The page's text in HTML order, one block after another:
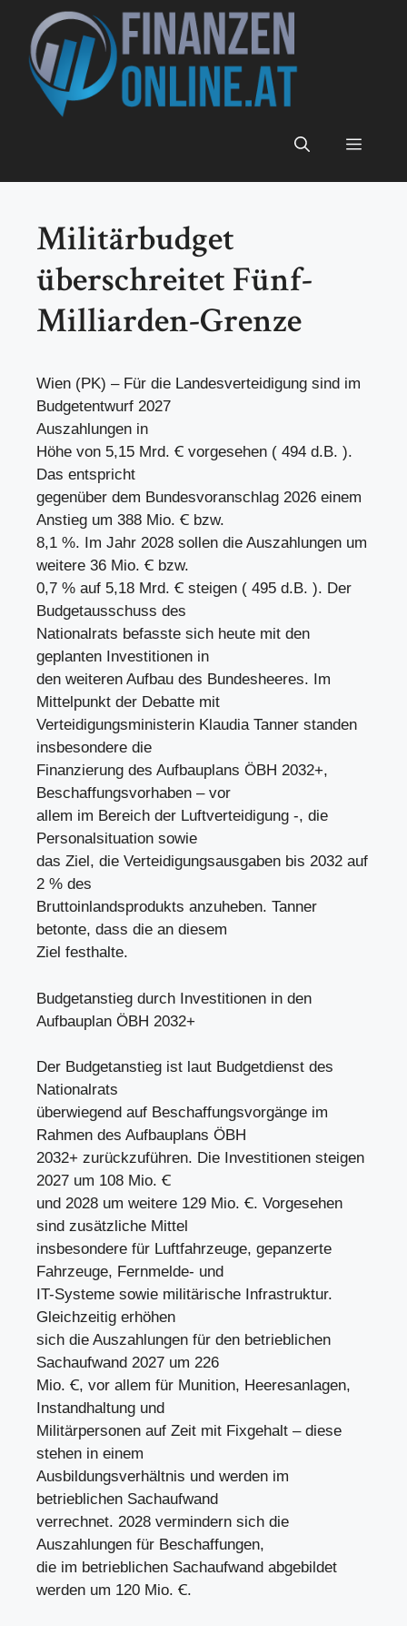
Inhalt
springen
Menü
Militärbudget
überschreitet Fünf-
Milliarden-Grenze
Wien (PK) – Für die Landesverteidigung sind im
Budgetentwurf 2027
Auszahlungen in
Höhe von 5,15 Mrd. Ꞓ vorgesehen ( 494 d.B. ).
Das entspricht
gegenüber dem Bundesvoranschlag 2026 einem
Anstieg um 388 Mio. Ꞓ bzw.
8,1 %. Im Jahr 2028 sollen die Auszahlungen um
weitere 36 Mio. Ꞓ bzw.
0,7 % auf 5,18 Mrd. Ꞓ steigen ( 495 d.B. ). Der
Budgetausschuss des
Nationalrats befasste sich heute mit den
geplanten Investitionen in
den weiteren Aufbau des Bundesheeres. Im
Mittelpunkt der Debatte mit
Verteidigungsministerin Klaudia Tanner standen
insbesondere die
Finanzierung des Aufbauplans ÖBH 2032+,
Beschaffungsvorhaben – vor
allem im Bereich der Luftverteidigung -, die
Personalsituation sowie
das Ziel, die Verteidigungsausgaben bis 2032 auf
2 % des
Bruttoinlandsprodukts anzuheben. Tanner
betonte, dass die an diesem
Ziel festhalte.
Budgetanstieg durch Investitionen in den
Aufbauplan ÖBH 2032+
Der Budgetanstieg ist laut Budgetdienst des
Nationalrats
überwiegend auf Beschaffungsvorgänge im
Rahmen des Aufbauplans ÖBH
2032+ zurückzuführen. Die Investitionen steigen
2027 um 108 Mio. Ꞓ
und 2028 um weitere 129 Mio. Ꞓ. Vorgesehen
sind zusätzliche Mittel
insbesondere für Luftfahrzeuge, gepanzerte
Fahrzeuge, Fernmelde- und
IT-Systeme sowie militärische Infrastruktur.
Gleichzeitig erhöhen
sich die Auszahlungen für den betrieblichen
Sachaufwand 2027 um 226
Mio. Ꞓ, vor allem für Munition, Heeresanlagen,
Instandhaltung und
Militärpersonen auf Zeit mit Fixgehalt – diese
stehen in einem
Ausbildungsverhältnis und werden im
betrieblichen Sachaufwand
verrechnet. 2028 vermindern sich die
Auszahlungen für Beschaffungen,
die im betrieblichen Sachaufwand abgebildet
werden um 120 Mio. Ꞓ.